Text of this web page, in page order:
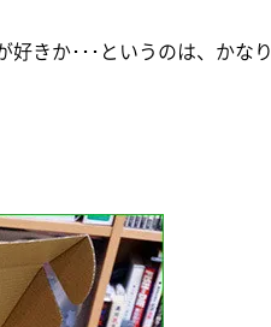
きか･･･というのは、かなり